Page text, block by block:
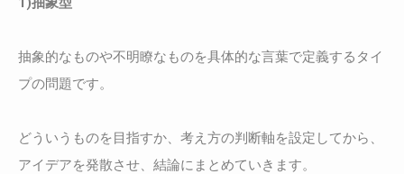
抽象的なものや不明瞭なものを具体的な言葉で定義するタイ
プの問題です。
どういうものを目指すか、考え方の判断軸を設定してから、
アイデアを発散させ、結論にまとめていきます。